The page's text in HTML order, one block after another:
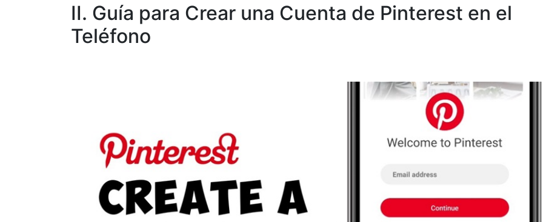
II. Guía para Crear una Cuenta de Pinterest en el
Teléfono